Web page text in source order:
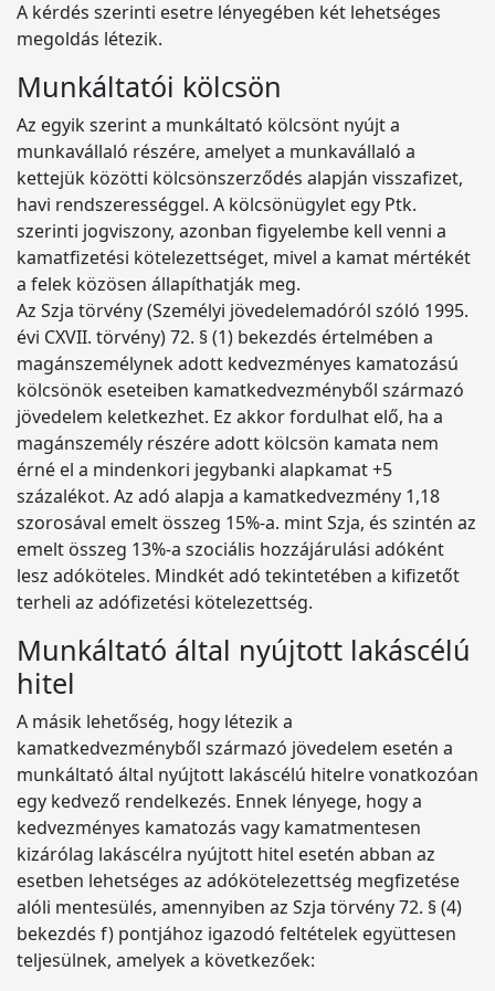
A kérdés szerinti esetre lényegében két lehetséges
megoldás létezik.
Munkáltatói kölcsön
Az egyik szerint a munkáltató kölcsönt nyújt a
munkavállaló részére, amelyet a munkavállaló a
kettejük közötti kölcsönszerződés alapján visszafizet,
havi rendszerességgel. A kölcsönügylet egy Ptk.
szerinti jogviszony, azonban figyelembe kell venni a
kamatfizetési kötelezettséget, mivel a kamat mértékét
a felek közösen állapíthatják meg.
Az Szja törvény (Személyi jövedelemadóról szóló 1995.
évi CXVII. törvény) 72. § (1) bekezdés értelmében a
magánszemélynek adott kedvezményes kamatozású
kölcsönök eseteiben kamatkedvezményből származó
jövedelem keletkezhet. Ez akkor fordulhat elő, ha a
magánszemély részére adott kölcsön kamata nem
érné el a mindenkori jegybanki alapkamat +5
százalékot. Az adó alapja a kamatkedvezmény 1,18
szorosával emelt összeg 15%-a. mint Szja, és szintén az
emelt összeg 13%-a szociális hozzájárulási adóként
lesz adóköteles. Mindkét adó tekintetében a kifizetőt
terheli az adófizetési kötelezettség.
Munkáltató által nyújtott lakáscélú
hitel
A másik lehetőség, hogy létezik a
kamatkedvezményből származó jövedelem esetén a
munkáltató által nyújtott lakáscélú hitelre vonatkozóan
egy kedvező rendelkezés. Ennek lényege, hogy a
kedvezményes kamatozás vagy kamatmentesen
kizárólag lakáscélra nyújtott hitel esetén abban az
esetben lehetséges az adókötelezettség megfizetése
alóli mentesülés, amennyiben az Szja törvény 72. § (4)
bekezdés f) pontjához igazodó feltételek együttesen
teljesülnek, amelyek a következőek: